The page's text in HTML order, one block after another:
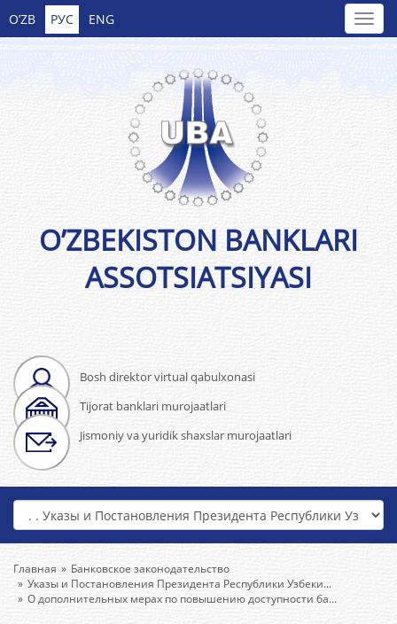
O’ZB РУС ENG
Bosh direktor virtual qabulxonasi
Tijorat banklari murojaatlari
Jismoniy va yuridik shaxslar murojaatlari
O’ZBEKISTON BANKLARI
ASSOTSIATSIYASI
Главная
Банковское законодательство
Указы и Постановления Президента Республики Узбеки...
О дополнительных мерах по повышению доступности ба...